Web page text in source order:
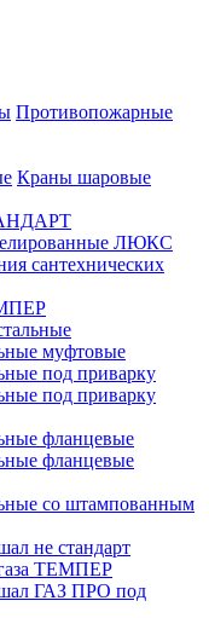
Противопожарные
Краны шаровые
ЛЮКС
сантехнических
муфтовые
под приварку
под приварку
фланцевые
фланцевые
со штампованным
не стандарт
ТЕМПЕР
ГАЗ ПРО под